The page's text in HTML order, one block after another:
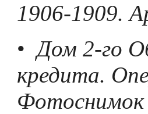
1906-1909.
•Дом 2-го
кредита.
Фотоснимок